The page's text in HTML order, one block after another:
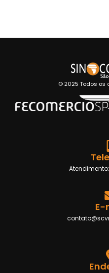
© 2025 Todos os
Atendimento:
E-